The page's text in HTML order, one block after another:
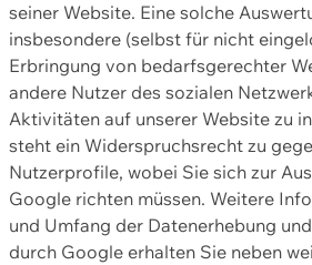
seiner Website. Eine solche
insbesondere (selbst für nicht
Erbringung von bedarfsgerechter
andere Nutzer des sozialen
Aktivitäten auf unserer Website zu
steht ein Widerspruchsrecht zu
Nutzerprofile, wobei Sie sich zur
Google richten müssen. Weitere
und Umfang der Datenerhebung
durch Google erhalten Sie neben